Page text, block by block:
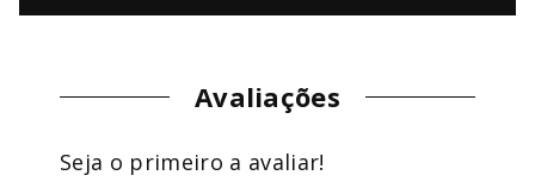
Avaliações
Seja o primeiro a avaliar!